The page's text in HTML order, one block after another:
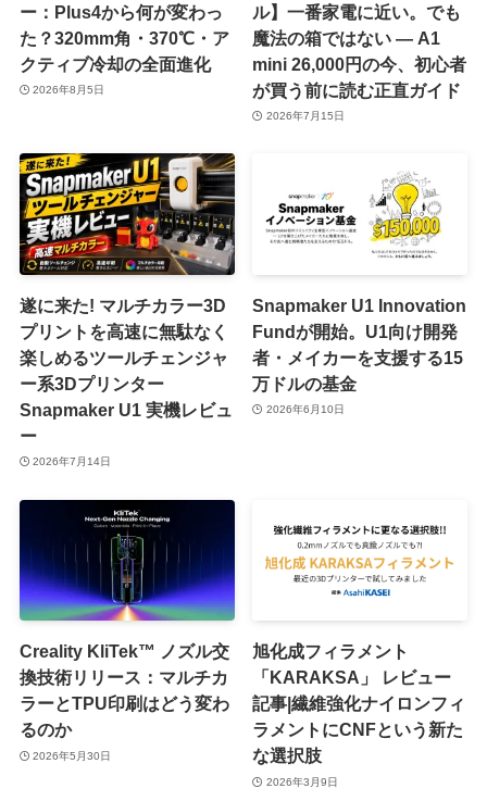
ー：Plus4から何が変わっ
た？320mm角・370℃・ア
クティブ冷却の全面進化
2026年8月5日
ル】一番家電に近い。でも
魔法の箱ではない ― A1
mini 26,000円の今、初心者
が買う前に読む正直ガイド
2026年7月15日
遂に来た! マルチカラー3D
プリントを高速に無駄なく
楽しめるツールチェンジャ
ー系3Dプリンター
Snapmaker U1 実機レビュ
ー
2026年7月14日
Snapmaker U1 Innovation
Fundが開始。U1向け開発
者・メイカーを支援する15
万ドルの基金
2026年6月10日
Creality KliTek™ ノズル交
換技術リリース：マルチカ
ラーとTPU印刷はどう変わ
るのか
2026年5月30日
旭化成フィラメント
「KARAKSA」 レビュー
記事|繊維強化ナイロンフィ
ラメントにCNFという新た
な選択肢
2026年3月9日